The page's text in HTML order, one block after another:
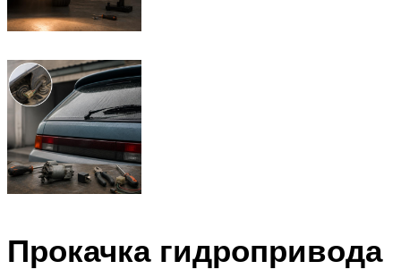
Прокачка гидропривода